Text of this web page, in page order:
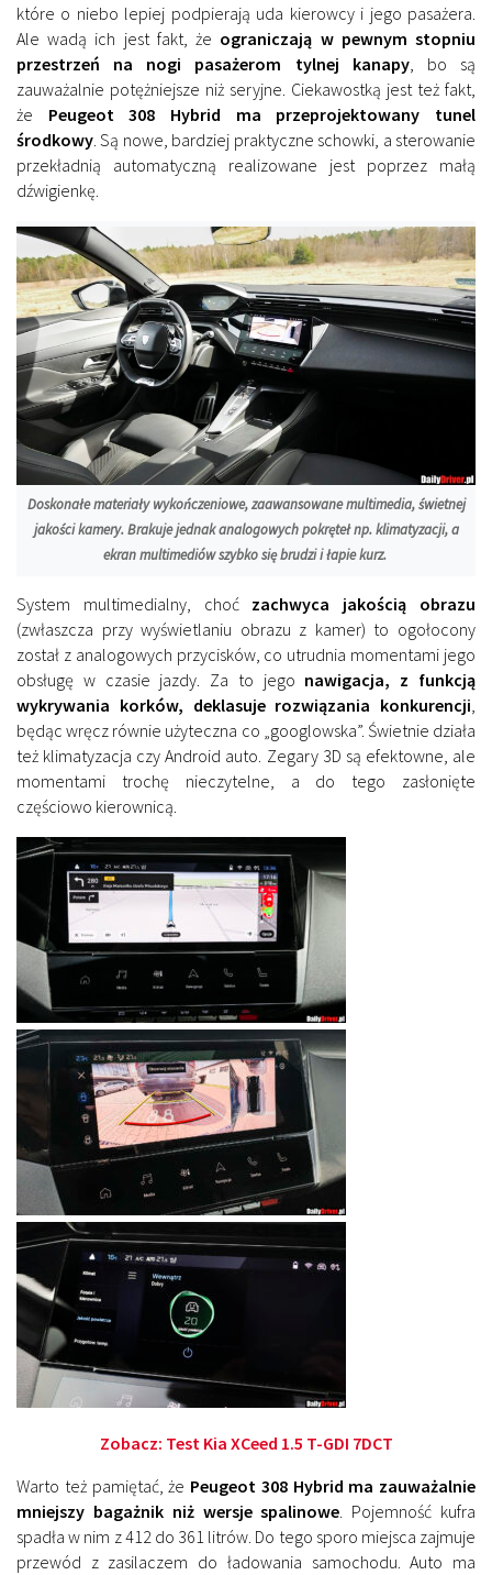
które o niebo lepiej podpierają uda kierowcy i jego pasażera.
Ale wadą ich jest fakt, że ograniczają w pewnym stopniu
przestrzeń na nogi pasażerom tylnej kanapy, bo są
zauważalnie potężniejsze niż seryjne. Ciekawostką jest też fakt,
że Peugeot 308 Hybrid ma przeprojektowany tunel
środkowy . Są nowe, bardziej praktyczne schowki, a sterowanie
przekładnią automatyczną realizowane jest poprzez małą
dźwigienkę.
Doskonałe materiały wykończeniowe, zaawansowane multimedia, świetnej
jakości kamery. Brakuje jednak analogowych pokręteł np. klimatyzacji, a
ekran multimediów szybko się brudzi i łapie kurz.
System multimedialny, choć zachwyca jakością obrazu
(zwłaszcza przy wyświetlaniu obrazu z kamer) to ogołocony
został z analogowych przycisków, co utrudnia momentami jego
obsługę w czasie jazdy. Za to jego nawigacja, z funkcją
wykrywania korków, deklasuje rozwiązania konkurencji,
będąc wręcz równie użyteczna co „googlowska”. Świetnie działa
też klimatyzacja czy Android auto. Zegary 3D są efektowne, ale
momentami trochę nieczytelne, a do tego zasłonięte
częściowo kierownicą.
Zobacz: Test Kia XCeed 1.5 T-GDI 7DCT
Warto też pamiętać, że Peugeot 308 Hybrid ma zauważalnie
mniejszy bagażnik niż wersje spalinowe. Pojemność kufra
spadła w nim z 412 do 361 litrów. Do tego sporo miejsca zajmuje
przewód z zasilaczem do ładowania samochodu. Auto ma